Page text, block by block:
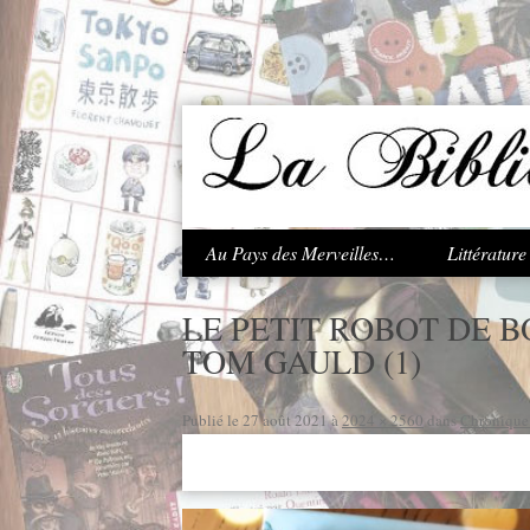
.
Au Pays des Merveilles…
LE PETIT ROBOT DE
TOM GAULD (1)
Publié le 27 août 2021à2024 × 2560 dans